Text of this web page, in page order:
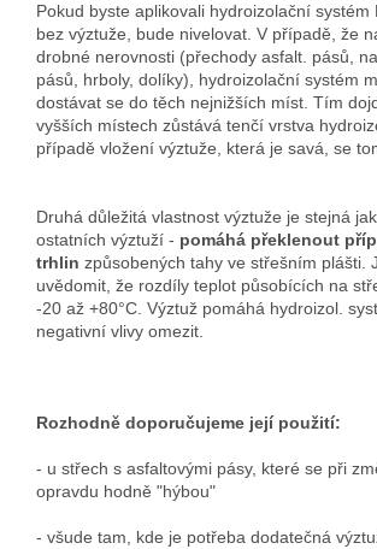
Pokud byste aplikovali hydroizolační systém
bez výztuže, bude nivelovat. V případě, že
drobné nerovnosti (přechody asfalt. pásů,
pásů, hrboly, dolíky), hydroizolační systém
dostávat se do těch nejnižších míst. Tím
vyšších místech zůstává tenčí vrstva
případě vložení výztuže, která je savá, se
Druhá důležitá vlastnost výztuže je stejná
ostatních výztuží - pomáhá překlenout
trhlin způsobených tahy ve střešním plášti.
uvědomit, že rozdíly teplot působících na
-20 až +80°C. Výztuž pomáhá hydroizol.
negativní vlivy omezit.
Rozhodně doporučujeme její použití:
- u střech s asfaltovými pásy, které se při
opravdu hodně "hýbou"
- všude tam, kde je potřeba dodatečná